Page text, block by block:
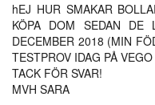
hEJ HUR SMAKAR
KÖPA DOM SEDAN DE
DECEMBER 2018 (MIN
TESTPROV IDAG PÅ
TACK FÖR SVAR!
MVH SARA